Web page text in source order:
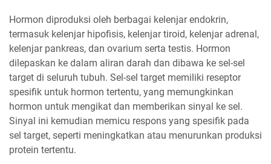
Hormon diproduksi oleh berbagai kelenjar endokrin,
termasuk kelenjar hipofisis, kelenjar tiroid, kelenjar adrenal,
kelenjar pankreas, dan ovarium serta testis. Hormon
dilepaskan ke dalam aliran darah dan dibawa ke sel-sel
target di seluruh tubuh. Sel-sel target memiliki reseptor
spesifik untuk hormon tertentu, yang memungkinkan
hormon untuk mengikat dan memberikan sinyal ke sel.
Sinyal ini kemudian memicu respons yang spesifik pada
sel target, seperti meningkatkan atau menurunkan produksi
protein tertentu.